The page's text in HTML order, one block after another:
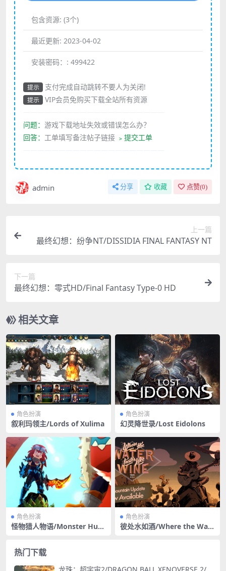
包含资源: (3个)
最近更新: 2023-04-02
安装密码：: 499422
提示 支付完成自动跳转不要人为关闭!
提示
VIP会员免购买下载全站所有资源
问题： 游戏下载地址失效或错误怎么办？
回答： 工单填写备注帖子链接 ﹥提交工单
admin 分享 收藏 点赞(0)
上一篇
最终幻想：纷争NT/DISSIDIA FINAL FANTASY NT
下一篇
最终幻想：零式HD/Final Fantasy Type-0 HD
相关文章
角色扮演
叙利玛领主/Lords of Xulima
角色扮演
幻灵降世录/Lost Eidolons
角色扮演
怪物猎人物语/Monster Hunt
角色扮演
彼处水如酒/Where the Wate
热门下载
龙珠：超宇宙2/DRAGON BALL XENOVERSE 2/